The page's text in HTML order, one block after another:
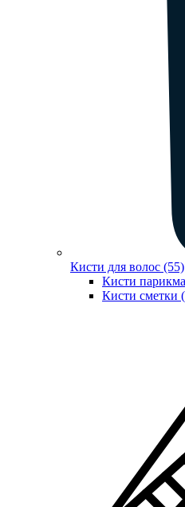
Кисти для волос (55)
Кисти
Кисти сметки